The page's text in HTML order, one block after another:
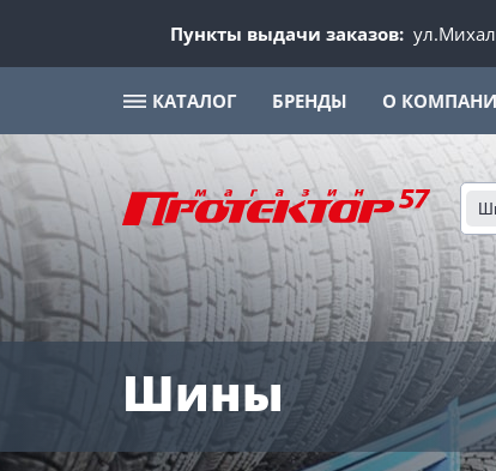
Пункты выдачи заказов:
КАТАЛОГ БРЕНДЫ О
Шины